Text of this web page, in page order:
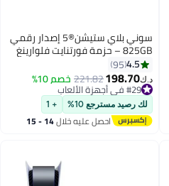
سوني بلاي ستيشن®5 إصدار رقمي
825GB – حزمة فورتنايت فلوارينغ
كاوس
4.5
95
د.ك‏198.70
221.82خصم 10%
#29 في أجهزة الألعاب
#29 في أجهزة الألعاب
لك رصيد مسترجع 10% + 1
احصل عليه خلال 14 - 15